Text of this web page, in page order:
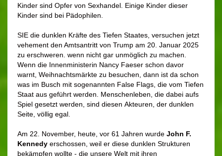
Kinder sind Opfer von Sexhandel. Einige Kinder dieser
Kinder sind bei Pädophilen.
SIE die dunklen Kräfte des Tiefen Staates, versuchen jetzt
vehement den Amtsantritt von Trump am 20. Januar 2025
zu erschweren. wenn nicht gar unmöglich zu machen.
Wenn die Innenministerin Nancy Faeser schon davor
warnt, Weihnachtsmärkte zu besuchen, dann ist da schon
was im Busch mit sogenannten False Flags, die vom Tiefen
Staat aus geführt werden. Menschenleben, die dabei aufs
Spiel gesetzt werden, sind diesen Akteuren, der dunklen
Seite, völlig egal.
Am 22. November, heute, vor 61 Jahren wurde John F.
Kennedy erschossen, weil er diese dunklen Strukturen
bekämpfen wollte - die unsere Welt mit ihren